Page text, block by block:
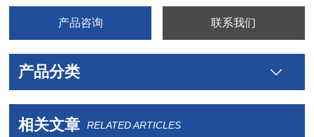
产品咨询 联系我们
产品分类
相关文章 RELATED ARTICLES